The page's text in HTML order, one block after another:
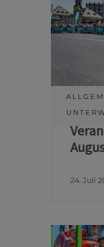
24. Juli